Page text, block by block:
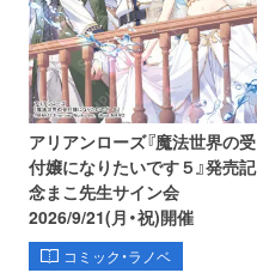
アリアンローズ『魔法世界の受
付嬢になりたいです５』発売記
念まこ先生サイン会
2026/9/21(月・祝)開催
コミック・ラノベ